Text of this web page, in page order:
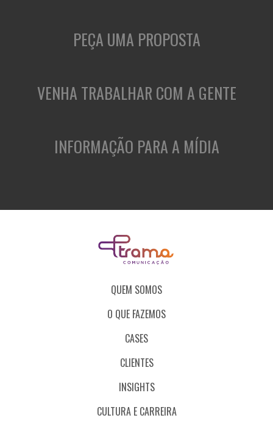
PEÇA UMA PROPOSTA
VENHA TRABALHAR COM A GENTE
INFORMAÇÃO PARA A MÍDIA
QUEM SOMOS
O QUE FAZEMOS
CASES
CLIENTES
INSIGHTS
CULTURA E CARREIRA